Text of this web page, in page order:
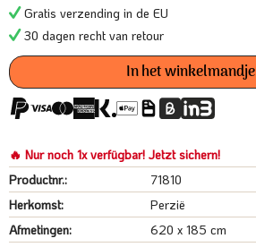
Gratis verzending in de EU
30 dagen recht van retour
In het winkelmandje
🔥 Nur noch 1x verfügbar! Jetzt sichern!
Productnr.:
71810
Herkomst:
Perzië
Afmetingen:
620 x 185 cm